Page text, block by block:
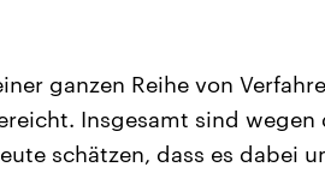
ganzen Reihe von
Insgesamt sind wegen
schätzen, dass es dabei